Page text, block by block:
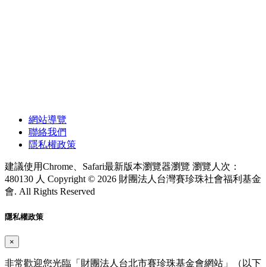
網站導覽
聯絡我們
隱私權政策
建議使用Chrome、Safari最新版本瀏覽器瀏覽 瀏覽人次：
480130 人 Copyright © 2026 財團法人台灣賽珍珠社會福利基金
會. All Rights Reserved
隱私權政策
×
非常歡迎您光臨「財團法人台北市賽珍珠基金會網站」（以下